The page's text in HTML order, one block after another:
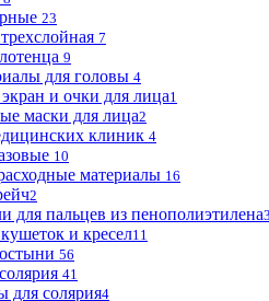
23
7
9
для головы 4
и очки для лица1
маски для лица2
клиник 4
10
материалы 16
2
для пальцев из пенополиэтилена3
и кресел11
56
41
для солярия4